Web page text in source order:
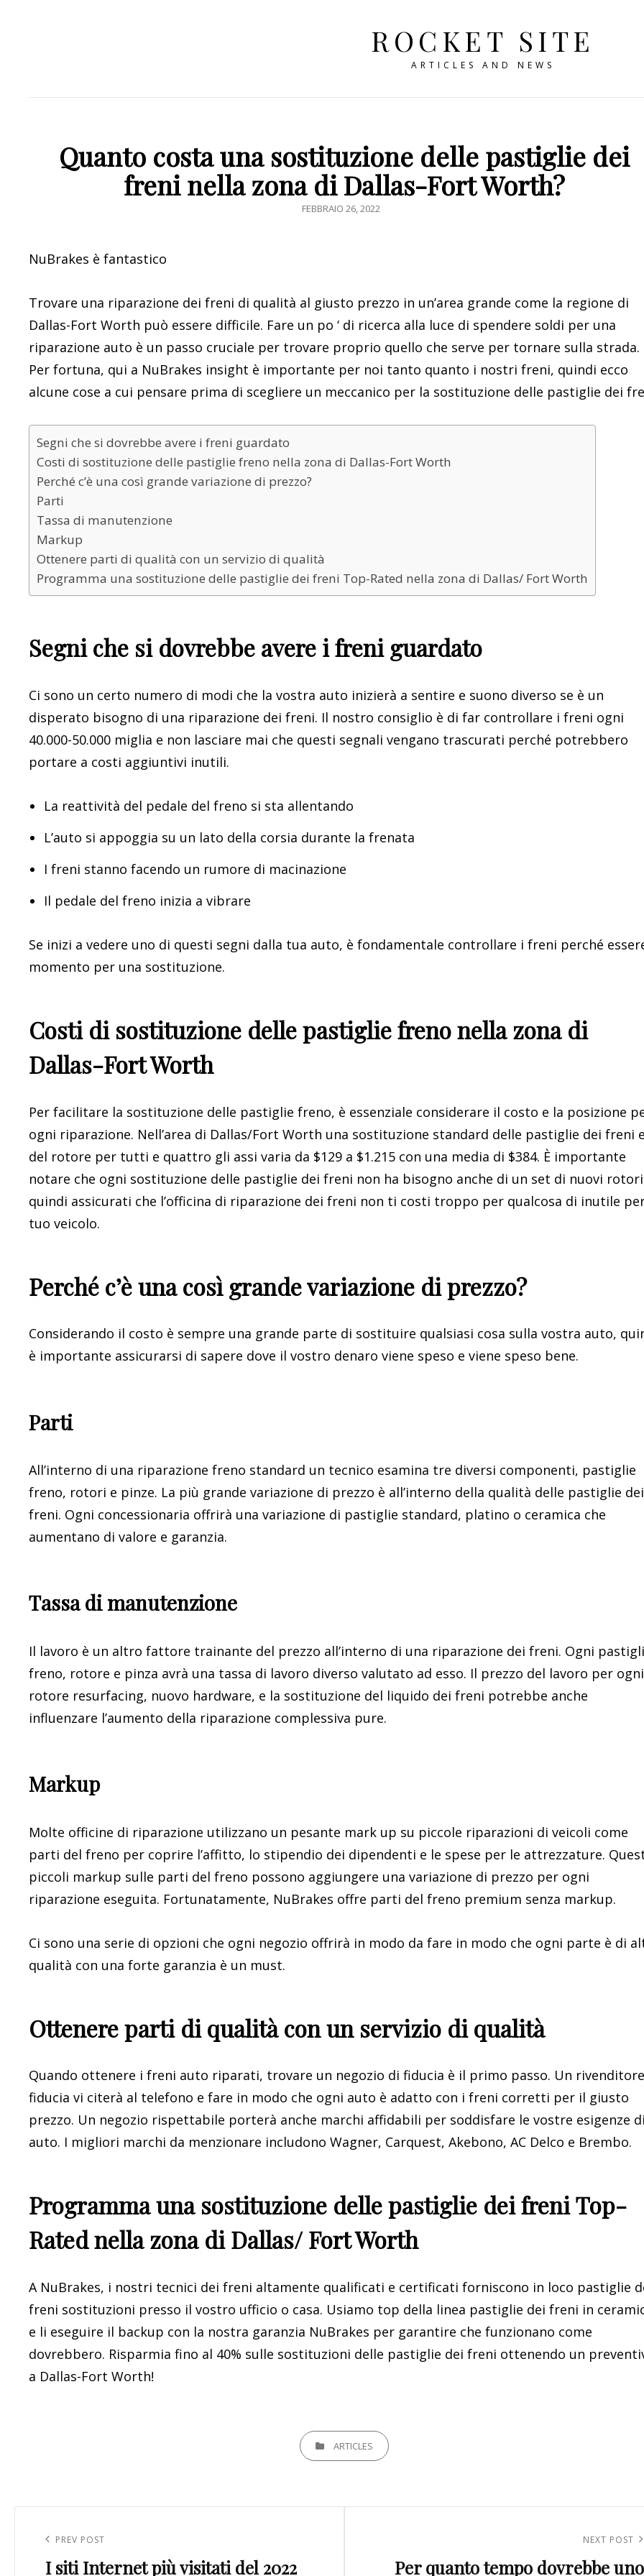
ROCKET SITE
ARTICLES AND NEWS
Quanto costa una sostituzione delle pastiglie dei
freni nella zona di Dallas-Fort Worth?
POSTED
FEBBRAIO 26, 2022
NuBrakes è fantastico
Trovare una riparazione dei freni di qualità al giusto prezzo in un’area grande come la regione di
Dallas-Fort Worth può essere difficile. Fare un po ‘ di ricerca alla luce di spendere soldi per una
riparazione auto è un passo cruciale per trovare proprio quello che serve per tornare sulla strada.
Per fortuna, qui a NuBrakes insight è importante per noi tanto quanto i nostri freni, quindi ecco
alcune cose a cui pensare prima di scegliere un meccanico per la sostituzione delle pastiglie dei
Segni che si dovrebbe avere i freni guardato
Costi di sostituzione delle pastiglie freno nella zona di Dallas-Fort Worth
Perché c’è una così grande variazione di prezzo?
Parti
Tassa di manutenzione
Markup
Ottenere parti di qualità con un servizio di qualità
Programma una sostituzione delle pastiglie dei freni Top-Rated nella zona di Dallas/ Fort Worth
Segni che si dovrebbe avere i freni guardato
Ci sono un certo numero di modi che la vostra auto inizierà a sentire e suono diverso se è un
disperato bisogno di una riparazione dei freni. Il nostro consiglio è di far controllare i freni ogni
40.000-50.000 miglia e non lasciare mai che questi segnali vengano trascurati perché potrebbero
portare a costi aggiuntivi inutili.
La reattività del pedale del freno si sta allentando
L’auto si appoggia su un lato della corsia durante la frenata
I freni stanno facendo un rumore di macinazione
Il pedale del freno inizia a vibrare
Se inizi a vedere uno di questi segni dalla tua auto, è fondamentale controllare i freni perché
momento per una sostituzione.
Costi di sostituzione delle pastiglie freno nella zona di
Dallas-Fort Worth
Per facilitare la sostituzione delle pastiglie freno, è essenziale considerare il costo e la posizione
ogni riparazione. Nell’area di Dallas/Fort Worth una sostituzione standard delle pastiglie dei freni
del rotore per tutti e quattro gli assi varia da $129 a $1.215 con una media di $384. È importante
notare che ogni sostituzione delle pastiglie dei freni non ha bisogno anche di un set di nuovi
quindi assicurati che l’officina di riparazione dei freni non ti costi troppo per qualcosa di inutile
tuo veicolo.
Perché c’è una così grande variazione di prezzo?
Considerando il costo è sempre una grande parte di sostituire qualsiasi cosa sulla vostra auto,
è importante assicurarsi di sapere dove il vostro denaro viene speso e viene speso bene.
Parti
All’interno di una riparazione freno standard un tecnico esamina tre diversi componenti, pastiglie
freno, rotori e pinze. La più grande variazione di prezzo è all’interno della qualità delle pastiglie dei
freni. Ogni concessionaria offrirà una variazione di pastiglie standard, platino o ceramica che
aumentano di valore e garanzia.
Tassa di manutenzione
Il lavoro è un altro fattore trainante del prezzo all’interno di una riparazione dei freni. Ogni
freno, rotore e pinza avrà una tassa di lavoro diverso valutato ad esso. Il prezzo del lavoro per ogni
rotore resurfacing, nuovo hardware, e la sostituzione del liquido dei freni potrebbe anche
influenzare l’aumento della riparazione complessiva pure.
Markup
Molte officine di riparazione utilizzano un pesante mark up su piccole riparazioni di veicoli come
parti del freno per coprire l’affitto, lo stipendio dei dipendenti e le spese per le attrezzature.
piccoli markup sulle parti del freno possono aggiungere una variazione di prezzo per ogni
riparazione eseguita. Fortunatamente, NuBrakes offre parti del freno premium senza markup.
Ci sono una serie di opzioni che ogni negozio offrirà in modo da fare in modo che ogni parte è di
qualità con una forte garanzia è un must.
Ottenere parti di qualità con un servizio di qualità
Quando ottenere i freni auto riparati, trovare un negozio di fiducia è il primo passo. Un
fiducia vi citerà al telefono e fare in modo che ogni auto è adatto con i freni corretti per il giusto
prezzo. Un negozio rispettabile porterà anche marchi affidabili per soddisfare le vostre esigenze
auto. I migliori marchi da menzionare includono Wagner, Carquest, Akebono, AC Delco e Brembo.
Programma una sostituzione delle pastiglie dei freni Top-
Rated nella zona di Dallas/ Fort Worth
A NuBrakes, i nostri tecnici dei freni altamente qualificati e certificati forniscono in loco pastiglie
freni sostituzioni presso il vostro ufficio o casa. Usiamo top della linea pastiglie dei freni in
e li eseguire il backup con la nostra garanzia NuBrakes per garantire che funzionano come
dovrebbero. Risparmia fino al 40% sulle sostituzioni delle pastiglie dei freni ottenendo un
a Dallas-Fort Worth!
CATEGORIESARTICLES
articoli
Previous
Post
PREV POST
I siti Internet più visitati del 2022
Post
NEXT POST
Per quanto tempo dovrebbe uno